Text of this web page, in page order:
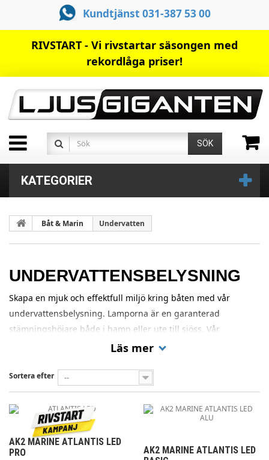
Kundtjänst 031-387 53 00
RIVSTART - Vi rivstartar säsongen med
rekordlåga priser!
SÖK
KATEGORIER
Båt & Marin Undervatten
UNDERVATTENSBELYSNING
Skapa en mjuk och effektfull miljö kring båten med vår
undervattensbelysning. Lamporna är en garanterad
stämningshöjare både i hamn eller ute till sjöss. Vår
undervattensbelysning levererar både ett vitt och blått ljus
alternativt skapa en härlig lagunkänsla genom den blåa
belysningen. Lamporna kan användas inom olika
undervattensmiljöer som exempelvis i poolen eller vid
bryggan.
Läs mer
Sortera efter --
AK2 MARINE ATLANTIS LED
PRO
AK2 MARINE ATLANTIS LED